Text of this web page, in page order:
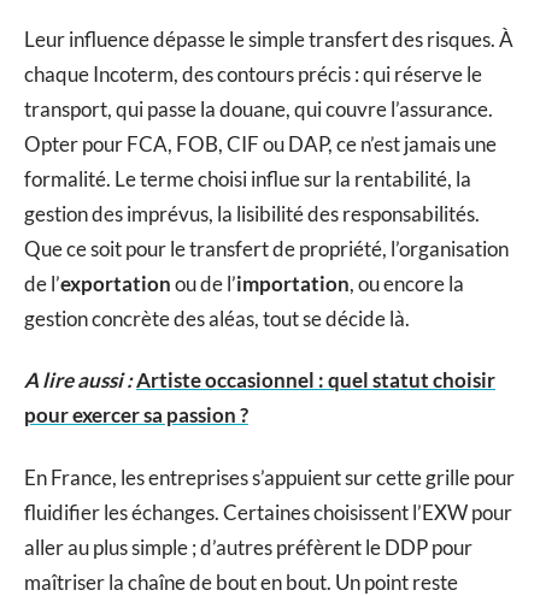
Leur influence dépasse le simple transfert des risques. À
chaque Incoterm, des contours précis : qui réserve le
transport, qui passe la douane, qui couvre l’assurance.
Opter pour FCA, FOB, CIF ou DAP, ce n’est jamais une
formalité. Le terme choisi influe sur la rentabilité, la
gestion des imprévus, la lisibilité des responsabilités.
Que ce soit pour le transfert de propriété, l’organisation
de l’exportationou de l’importation, ou encore la
gestion concrète des aléas, tout se décide là.
A lire aussi :Artiste occasionnel : quel statut choisir
pour exercer sa passion ?
En France, les entreprises s’appuient sur cette grille pour
fluidifier les échanges. Certaines choisissent l’EXW pour
aller au plus simple ; d’autres préfèrent le DDP pour
maîtriser la chaîne de bout en bout. Un point reste